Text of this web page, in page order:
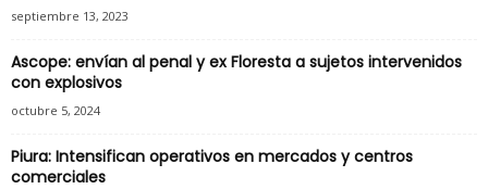
septiembre 13, 2023
Ascope: envían al penal y ex Floresta a sujetos intervenidos
con explosivos
octubre 5, 2024
Piura: Intensifican operativos en mercados y centros
comerciales